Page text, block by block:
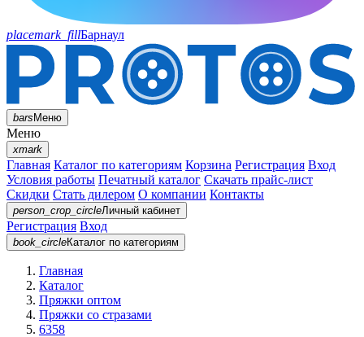
placemark_fillБарнаул
barsМеню
Меню
xmark
Главная Каталог по категориям Корзина Регистрация Вход
Условия работы Печатный каталог Скачать прайс-лист
Скидки Стать дилером О компании Контакты
person_crop_circleЛичный кабинет
Регистрация Вход
book_circleКаталог по категориям
Главная
Каталог
Пряжки оптом
Пряжки со стразами
6358